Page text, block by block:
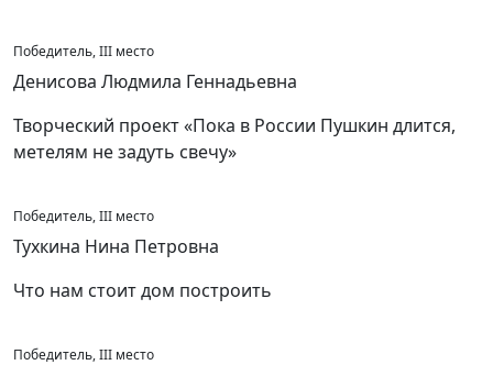
Победитель, III место
Денисова Людмила Геннадьевна
Творческий проект «Пока в России Пушкин длится,
метелям не задуть свечу»
Победитель, III место
Тухкина Нина Петровна
Что нам стоит дом построить
Победитель, III место